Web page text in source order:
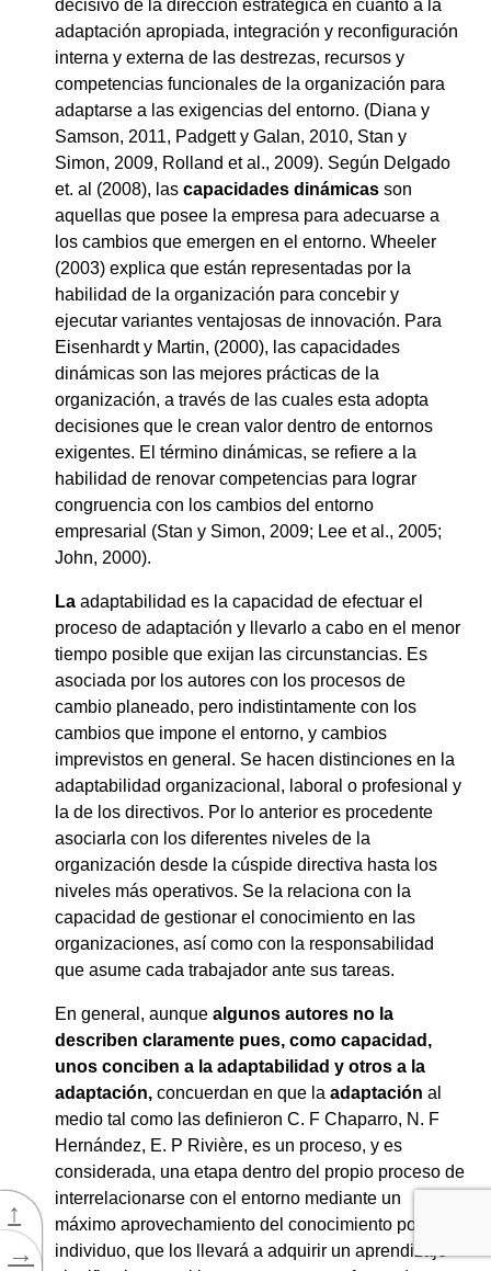
↑
→
decisivo de la dirección estratégica en cuanto a la
adaptación apropiada, integración y reconfiguración
interna y externa de las destrezas, recursos y
competencias funcionales de la organización para
adaptarse a las exigencias del entorno. (Diana y
Samson, 2011, Padgett y Galan, 2010, Stan y
Simon, 2009, Rolland et al., 2009). Según Delgado
et. al (2008), las capacidades dinámicas son
aquellas que posee la empresa para adecuarse a
los cambios que emergen en el entorno. Wheeler
(2003) explica que están representadas por la
habilidad de la organización para concebir y
ejecutar variantes ventajosas de innovación. Para
Eisenhardt y Martin, (2000), las capacidades
dinámicas son las mejores prácticas de la
organización, a través de las cuales esta adopta
decisiones que le crean valor dentro de entornos
exigentes. El término dinámicas, se refiere a la
habilidad de renovar competencias para lograr
congruencia con los cambios del entorno
empresarial (Stan y Simon, 2009; Lee et al., 2005;
John, 2000).
La adaptabilidad es la capacidad de efectuar el
proceso de adaptación y llevarlo a cabo en el menor
tiempo posible que exijan las circunstancias. Es
asociada por los autores con los procesos de
cambio planeado, pero indistintamente con los
cambios que impone el entorno, y cambios
imprevistos en general. Se hacen distinciones en la
adaptabilidad organizacional, laboral o profesional y
la de los directivos. Por lo anterior es procedente
asociarla con los diferentes niveles de la
organización desde la cúspide directiva hasta los
niveles más operativos. Se la relaciona con la
capacidad de gestionar el conocimiento en las
organizaciones, así como con la responsabilidad
que asume cada trabajador ante sus tareas.
En general, aunque algunos autores no la
describen claramente pues, como capacidad,
unos conciben a la adaptabilidad y otros a la
adaptación, concuerdan en que la adaptación al
medio tal como las definieron C. F Chaparro, N. F
Hernández, E. P Rivière, es un proceso, y es
considerada, una etapa dentro del propio proceso de
interrelacionarse con el entorno mediante un
máximo aprovechamiento del conocimiento por el
individuo, que los llevará a adquirir un aprendizaje